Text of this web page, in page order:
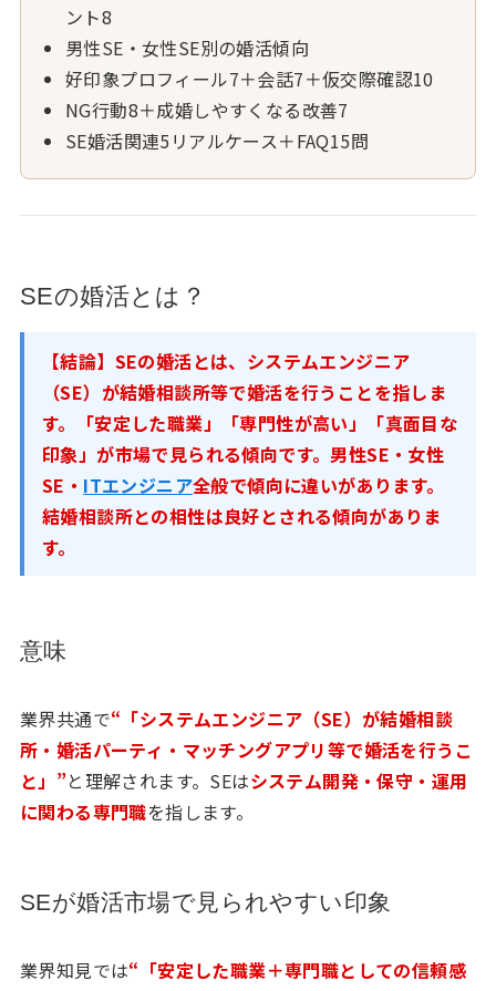
ント8
男性SE・女性SE別の婚活傾向
好印象プロフィール7＋会話7＋仮交際確認10
NG行動8＋成婚しやすくなる改善7
SE婚活関連5リアルケース＋FAQ15問
SEの婚活とは？
【結論】SEの婚活とは、システムエンジニア
（SE）が結婚相談所等で婚活を行うことを指しま
す。「安定した職業」「専門性が高い」「真面目な
印象」が市場で見られる傾向です。男性SE・女性
SE・ ITエンジニア全般で傾向に違いがあります。
結婚相談所との相性は良好とされる傾向がありま
す。
意味
業界共通で“「システムエンジニア（SE）が結婚相談
所・婚活パーティ・マッチングアプリ等で婚活を行うこ
と」”と理解されます。SEはシステム開発・保守・運用
に関わる専門職を指します。
SEが婚活市場で見られやすい印象
業界知見では“「安定した職業＋専門職としての信頼感